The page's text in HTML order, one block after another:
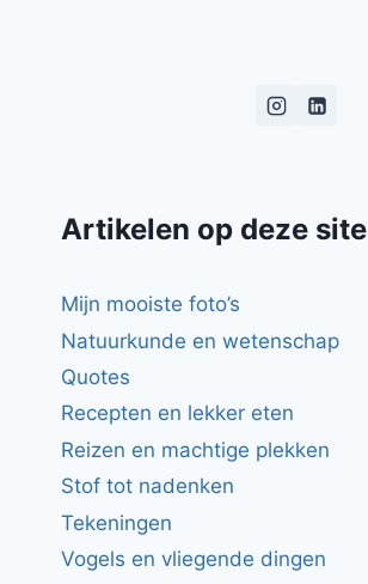
Artikelen op deze site
Mijn mooiste foto’s
Natuurkunde en wetenschap
Quotes
Recepten en lekker eten
Reizen en machtige plekken
Stof tot nadenken
Tekeningen
Vogels en vliegende dingen